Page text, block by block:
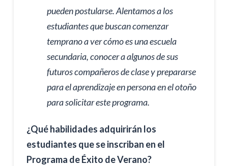
pueden postularse. Alentamos a los
estudiantes que buscan comenzar
temprano a ver cómo es una escuela
secundaria, conocer a algunos de sus
futuros compañeros de clase y prepararse
para el aprendizaje en persona en el otoño
para solicitar este programa.
¿Qué habilidades adquirirán los
estudiantes que se inscriban en el
Programa de Éxito de Verano?